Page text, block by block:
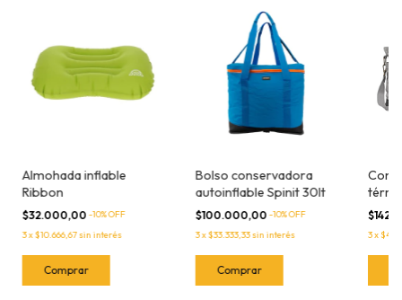
Almohada inflable
Ribbon
$32.000,00 -10% OFF
3x$10.666,67sin interés
Bolso conservadora
autoinflable Spinit 30lt
$100.000,00 -10% OFF
3x$33.333,33sin interés 3x